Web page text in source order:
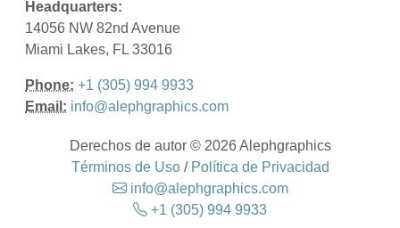
Headquarters:
14056 NW 82nd Avenue
Miami Lakes, FL 33016
Phone: +1 (305) 994 9933
Email: info@alephgraphics.com
Derechos de autor © 2026 Alephgraphics
Términos de Uso/ Política de Privacidad
info@alephgraphics.com
+1 (305) 994 9933